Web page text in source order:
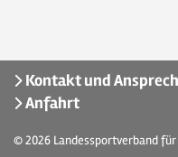
Kontakt und
Anfahrt
© 2026 Landessportverband